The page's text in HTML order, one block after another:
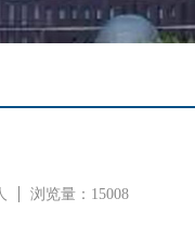
浏览量：15008